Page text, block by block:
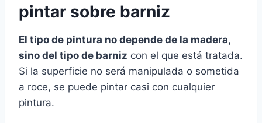
pintar sobre barniz
El tipo de pintura no depende de la madera,
sino del tipo de barniz con el que está tratada.
Si la superficie no será manipulada o sometida
a roce, se puede pintar casi con cualquier
pintura.